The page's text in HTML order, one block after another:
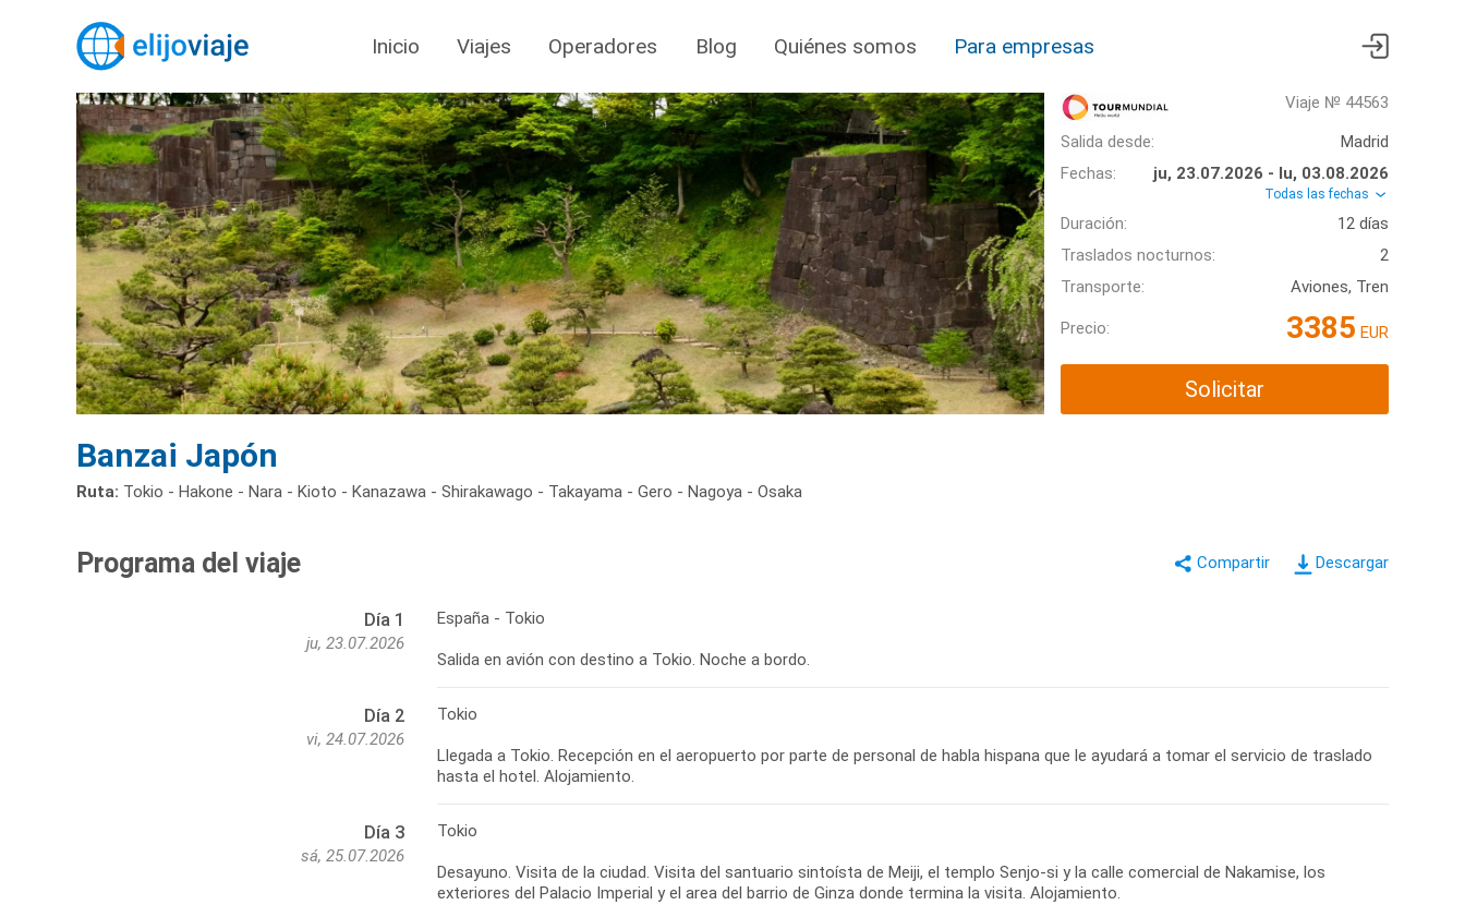
Inicio Viajes Operadores Blog Quiénes somos Para empresas
Viaje № 44563
Salida desde:
Madrid
Fechas:
ju, 23.07.2026 - lu, 03.08.2026
Todas las fechas
Duración:
12 días
Traslados nocturnos:
2
Transporte:
Aviones, Tren
Precio: 3385 EUR
Solicitar
Banzai Japón
Ruta: Tokio - Hakone - Nara - Kioto - Kanazawa - Shirakawago - Takayama - Gero - Nagoya - Osaka
Descargar
Programa del viaje
Día 1
ju, 23.07.2026
España - Tokio
Salida en avión con destino a Tokio. Noche a bordo.
Día 2
vi, 24.07.2026
Tokio
Llegada a Tokio. Recepción en el aeropuerto por parte de personal de habla hispana que le ayudará a tomar el servicio de traslado
hasta el hotel. Alojamiento.
Día 3
sá, 25.07.2026
Tokio
Desayuno. Visita de la ciudad. Visita del santuario sintoísta de Meiji, el templo Senjo-si y la calle comercial de Nakamise, los
exteriores del Palacio Imperial y el area del barrio de Ginza donde termina la visita. Alojamiento.